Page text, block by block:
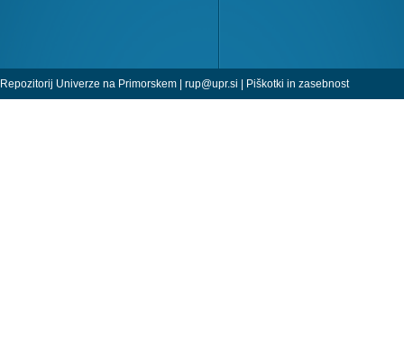
Repozitorij Univerze na Primorskem | rup@upr.si | Piškotki in zasebnost